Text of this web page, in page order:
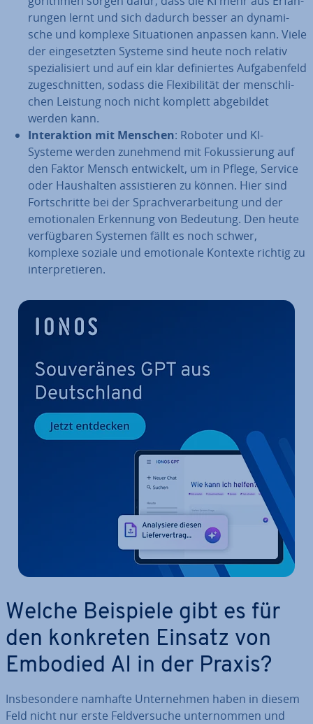
run­gen lernt und sich dadurch besser an dy­na­mi­
sche und komplexe Si­tua­tio­nen anpassen kann. Viele
der ein­ge­setz­ten Systeme sind heute noch relativ
spe­zia­li­siert und auf ein klar de­fi­nier­tes Auf­ga­ben­feld
zu­ge­schnit­ten, sodass die Fle­xi­bi­li­tät der mensch­li­
chen Leistung noch nicht komplett ab­ge­bil­det
werden kann.
In­ter­ak­ti­on mit Menschen: Roboter und KI-
Systeme werden zunehmend mit Fo­kus­sie­rung auf
den Faktor Mensch ent­wi­ckelt, um in Pflege, Service
oder Haus­hal­ten as­sis­tie­ren zu können. Hier sind
Fort­schrit­te bei der Sprach­ver­ar­bei­tung und der
emo­tio­na­len Erkennung von Bedeutung. Den heute
ver­füg­ba­ren Systemen fällt es noch schwer,
komplexe soziale und emo­tio­na­le Kontexte richtig zu
in­ter­pre­tie­ren.
Welche Beispiele gibt es für
den konkreten Einsatz von
Embodied AI in der Praxis?
Ins­be­son­de­re namhafte Un­ter­neh­men haben in diesem
Feld nicht nur erste Feld­ver­su­che un­ter­nom­men und